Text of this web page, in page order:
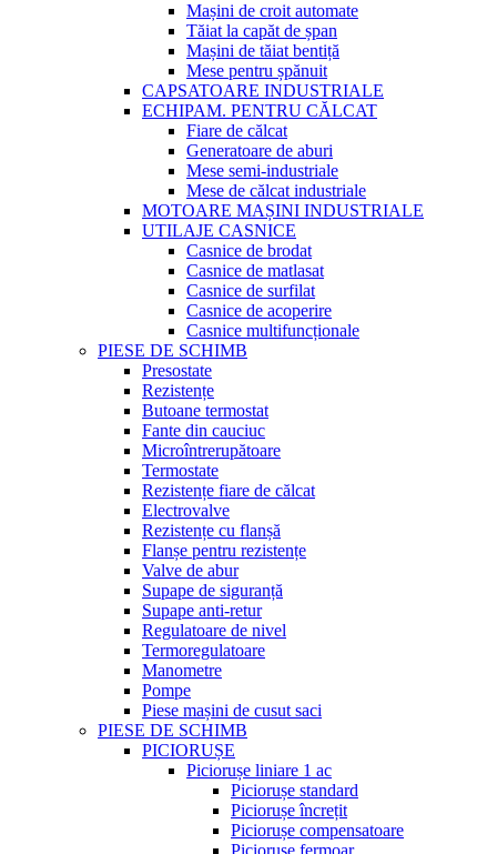
Mașini de croit automate
Tăiat la capăt de șpan
Mașini de tăiat bentiță
Mese pentru șpănuit
CAPSATOARE INDUSTRIALE
ECHIPAM. PENTRU CĂLCAT
Fiare de călcat
Generatoare de aburi
Mese semi-industriale
Mese de călcat industriale
MOTOARE MAȘINI INDUSTRIALE
UTILAJE CASNICE
Casnice de brodat
Casnice de matlasat
Casnice de surfilat
Casnice de acoperire
Casnice multifuncționale
PIESE DE SCHIMB
Presostate
Rezistențe
Butoane termostat
Fante din cauciuc
Microîntrerupătoare
Termostate
Rezistențe fiare de călcat
Electrovalve
Rezistențe cu flanșă
Flanșe pentru rezistențe
Valve de abur
Supape de siguranță
Supape anti-retur
Regulatoare de nivel
Termoregulatoare
Manometre
Pompe
Piese mașini de cusut saci
PIESE DE SCHIMB
PICIORUȘE
Piciorușe liniare 1 ac
Piciorușe standard
Piciorușe încrețit
Piciorușe compensatoare
Piciorușe fermoar